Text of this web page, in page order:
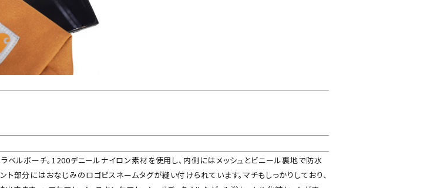
ベルポーチ。1200デニールナイロン素材を使用し、内側にはメッシュとビニール裏地で防水
ト部分にはおなじみのロゴピスネームタグが縫い付けられています。マチもしっかりしており、